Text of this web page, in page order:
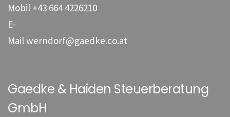
Mobil +43 664 4226210
E-
Mailwerndorf@gaedke.co.at
Gaedke & Haiden Steuerberatung
GmbH